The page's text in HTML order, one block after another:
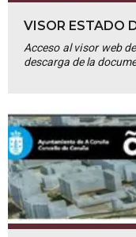
VISOR ESTADO
Acceso al visor web
descarga de la